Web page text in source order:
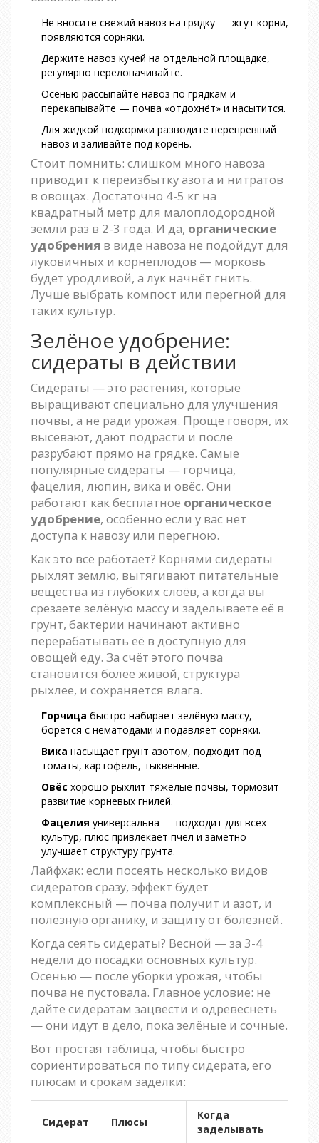
Не вносите свежий навоз на грядку — жгут корни,
появляются сорняки.
Держите навоз кучей на отдельной площадке,
регулярно перелопачивайте.
Осенью рассыпайте навоз по грядкам и
перекапывайте — почва «отдохнёт» и насытится.
Для жидкой подкормки разводите перепревший
навоз и заливайте под корень.
Стоит помнить: слишком много навоза
приводит к переизбытку азота и нитратов
в овощах. Достаточно 4-5 кг на
квадратный метр для малоплодородной
земли раз в 2-3 года. И да, органические
удобрения в виде навоза не подойдут для
луковичных и корнеплодов — морковь
будет уродливой, а лук начнёт гнить.
Лучше выбрать компост или перегной для
таких культур.
Зелёное удобрение:
сидераты в действии
Сидераты — это растения, которые
выращивают специально для улучшения
почвы, а не ради урожая. Проще говоря, их
высевают, дают подрасти и после
разрубают прямо на грядке. Самые
популярные сидераты — горчица,
фацелия, люпин, вика и овёс. Они
работают как бесплатное органическое
удобрение, особенно если у вас нет
доступа к навозу или перегною.
Как это всё работает? Корнями сидераты
рыхлят землю, вытягивают питательные
вещества из глубоких слоёв, а когда вы
срезаете зелёную массу и заделываете её в
грунт, бактерии начинают активно
перерабатывать её в доступную для
овощей еду. За счёт этого почва
становится более живой, структура
рыхлее, и сохраняется влага.
Горчица быстро набирает зелёную массу,
борется с нематодами и подавляет сорняки.
Вика насыщает грунт азотом, подходит под
томаты, картофель, тыквенные.
Овёс хорошо рыхлит тяжёлые почвы, тормозит
развитие корневых гнилей.
Фацелия универсальна — подходит для всех
культур, плюс привлекает пчёл и заметно
улучшает структуру грунта.
Лайфхак: если посеять несколько видов
сидератов сразу, эффект будет
комплексный — почва получит и азот, и
полезную органику, и защиту от болезней.
Когда сеять сидераты? Весной — за 3-4
недели до посадки основных культур.
Осенью — после уборки урожая, чтобы
почва не пустовала. Главное условие: не
дайте сидератам зацвести и одревеснеть
— они идут в дело, пока зелёные и сочные.
Вот простая таблица, чтобы быстро
сориентироваться по типу сидерата, его
плюсам и срокам заделки:
Сидерат Плюсы
Когда
заделывать